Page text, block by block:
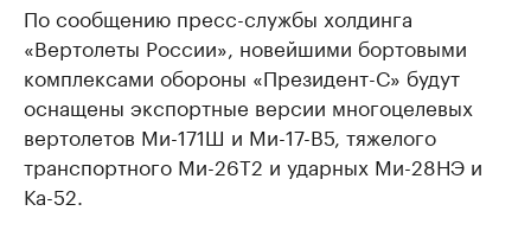
По сообщению пресс-службы холдинга
«Вертолеты России», новейшими бортовыми
комплексами обороны «Президент-С» будут
оснащены экспортные версии многоцелевых
вертолетов Ми-171Ш и Ми-17-В5, тяжелого
транспортного Ми-26Т2 и ударных Ми-28НЭ и
Ка-52.